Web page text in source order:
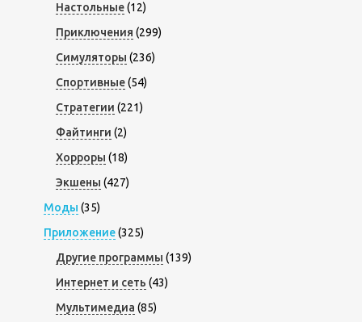
Настольные(12)
Приключения (299)
Симуляторы (236)
Спортивные(54)
Стратегии (221)
Файтинги (2)
Хорроры (18)
Экшены (427)
Моды (35)
Приложение(325)
Другие программы (139)
Интернет и сеть (43)
Мультимедиа (85)